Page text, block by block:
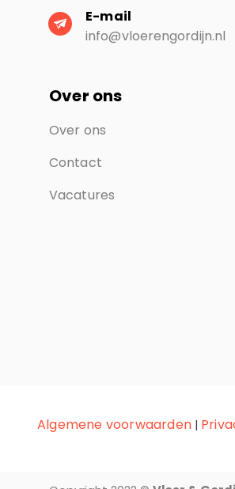
E-mail
info@vloerengordijn.nl
Over ons
Over ons
Contact
Vacatures
Algemene voorwaarden |